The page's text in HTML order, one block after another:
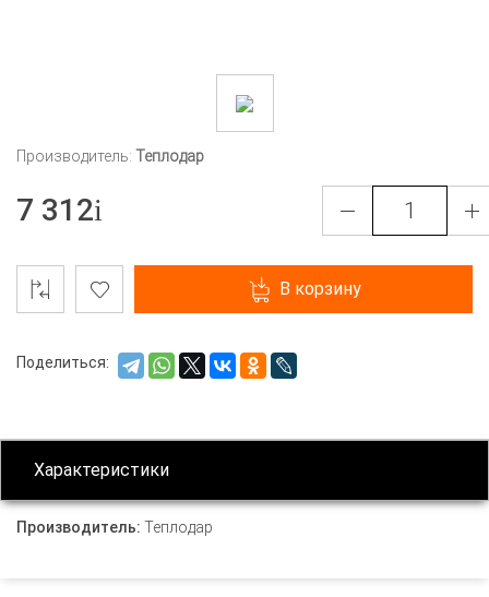
Производитель: Теплодар
7 312
В корзину
Поделиться:
Характеристики
Производитель: Теплодар